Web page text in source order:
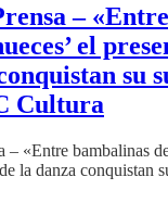
–
el
su
Cultura